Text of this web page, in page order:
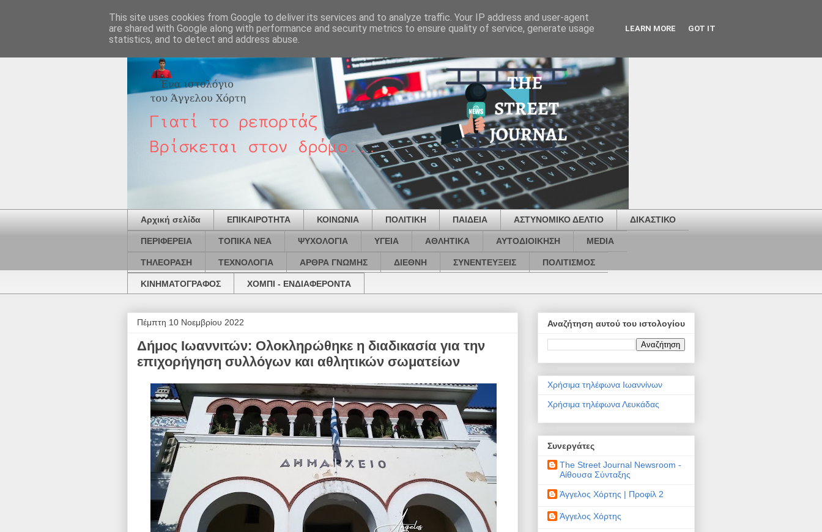
Αρχική σελίδα ΕΠΙΚΑΙΡΟΤΗΤΑ ΚΟΙΝΩΝΙΑ ΠΟΛΙΤΙΚΗ ΠΑΙΔΕΙΑ ΑΣΤΥΝΟΜΙΚΟ ΔΕΛΤΙΟ ΔΙΚΑΣΤΙΚΟ
ΠΕΡΙΦΕΡΕΙΑ ΤΟΠΙΚΑ ΝΕΑ ΨΥΧΟΛΟΓΙΑ ΥΓΕΙΑ ΑΘΛΗΤΙΚΑ ΑΥΤΟΔΙΟΙΚΗΣΗ MEDIA
ΤΗΛΕΟΡΑΣΗ ΤΕΧΝΟΛΟΓΙΑ ΑΡΘΡΑ ΓΝΩΜΗΣ ΔΙΕΘΝΗ ΣΥΝΕΝΤΕΥΞΕΙΣ ΠΟΛΙΤΙΣΜΟΣ
ΚΙΝΗΜΑΤΟΓΡΑΦΟΣ ΧΟΜΠΙ - ΕΝΔΙΑΦΕΡΟΝΤΑ
Πέμπτη 10 Νοεμβρίου 2022
Δήμος Ιωαννιτών: Ολοκληρώθηκε η διαδικασία για την
επιχορήγηση συλλόγων και αθλητικών σωματείων
Αναζήτηση αυτού του ιστολογίου
Χρήσιμα τηλέφωνα Ιωαννίνων
Χρήσιμα τηλέφωνα Λευκάδας
Συνεργάτες
The Street Journal Newsroom -
Αίθουσα Σύνταξης
Άγγελος Χόρτης | Προφίλ 2
Άγγελος Χόρτης
This site uses cookies from Google to deliver its services and to analyze traffic. Your IP address and user-agent
are shared with Google along with performance and security metrics to ensure quality of service, generate usage
statistics, and to detect and address abuse.
LEARN MORE GOT IT